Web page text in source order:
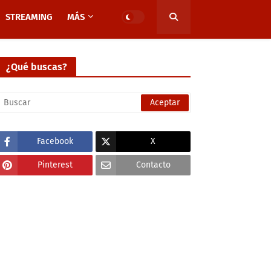
STREAMING MÁS
¿Qué buscas?
Facebook X
Pinterest Contacto